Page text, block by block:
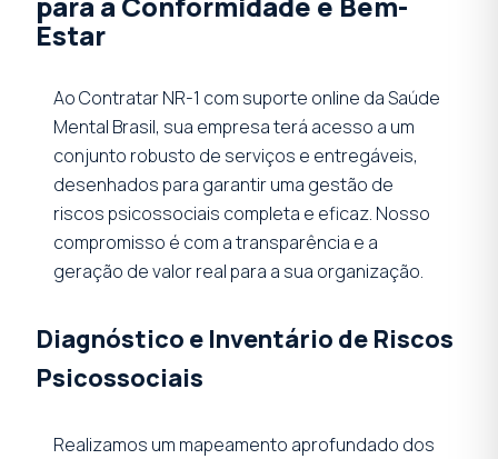
Estar
Ao Contratar NR-1 com suporte online da Saúde
Mental Brasil, sua empresa terá acesso a um
conjunto robusto de serviços e entregáveis,
desenhados para garantir uma gestão de
riscos psicossociais completa e eficaz. Nosso
compromisso é com a transparência e a
geração de valor real para a sua organização.
Diagnóstico e Inventário de Riscos
Psicossociais
Realizamos um mapeamento aprofundado dos